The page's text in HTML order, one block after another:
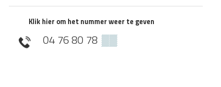
Klik hier om het nummer weer te geven
04 76 80 78 ▒▒